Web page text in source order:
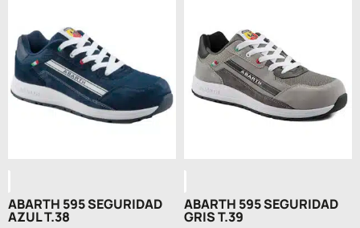
ABARTH 595 SEGURIDAD
AZUL T.38
ABARTH 595 SEGURIDAD
GRIS T.39